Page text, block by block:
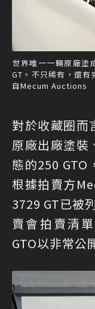
世界唯一一輛原廠塗
GT。不只稀有，還
自Mecum Auctions
對於收藏圈而
原廠出廠塗裝
態的250 GTO
根據拍賣方
3729 GT已被
賣會拍賣清
GTO以非常公